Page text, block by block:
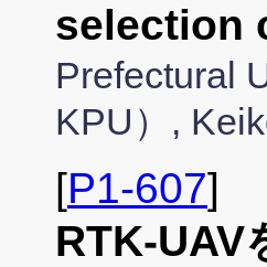
selection
Prefectural
KPU）,
[P1-607]
RTK-UAV